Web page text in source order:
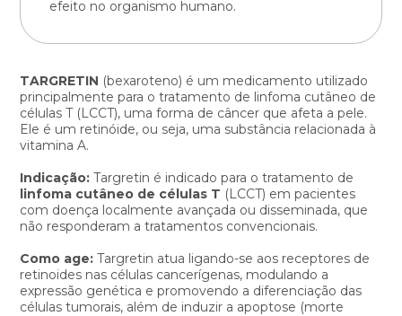
efeito no organismo humano.
TARGRETIN (bexaroteno) é um medicamento utilizado
principalmente para o tratamento de linfoma cutâneo de
células T (LCCT), uma forma de câncer que afeta a pele.
Ele é um retinóide, ou seja, uma substância relacionada à
vitamina A.
Indicação: Targretin é indicado para o tratamento de
linfoma cutâneo de células T (LCCT) em pacientes
com doença localmente avançada ou disseminada, que
não responderam a tratamentos convencionais.
Como age: Targretin atua ligando-se aos receptores de
retinoides nas células cancerígenas, modulando a
expressão genética e promovendo a diferenciação das
células tumorais, além de induzir a apoptose (morte